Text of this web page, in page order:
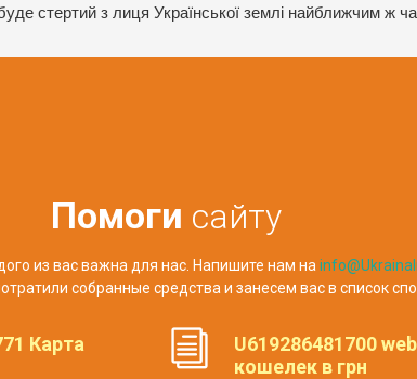
стертий з лиця Української землі найближчим ж
Помоги сайту
из вас важна для нас. Напишите нам на
собранные средства и занесем вас в список
Карта
U619286481700
кошелек в грн